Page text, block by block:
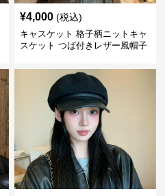
¥4,000 (税込)
キャスケット 格子柄ニットキャ
スケット つば付きレザー風帽子